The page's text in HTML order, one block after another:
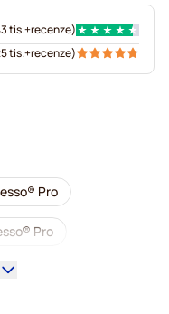
tis.+recenze)
tis.+recenze)
Pro
Pro